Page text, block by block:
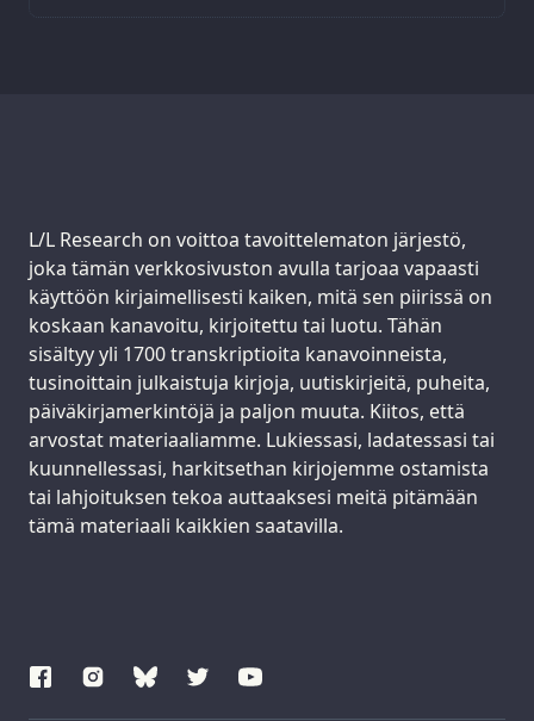
Support us:
L/L Research on voittoa tavoittelematon järjestö,
joka tämän verkkosivuston avulla tarjoaa vapaasti
käyttöön kirjaimellisesti kaiken, mitä sen piirissä on
koskaan kanavoitu, kirjoitettu tai luotu. Tähän
sisältyy yli 1700 transkriptioita kanavoinneista,
tusinoittain julkaistuja kirjoja, uutiskirjeitä, puheita,
päiväkirjamerkintöjä ja paljon muuta. Kiitos, että
arvostat materiaaliamme. Lukiessasi, ladatessasi tai
kuunnellessasi, harkitsethan kirjojemme ostamista
tai lahjoituksen tekoa auttaaksesi meitä pitämään
tämä materiaali kaikkien saatavilla.